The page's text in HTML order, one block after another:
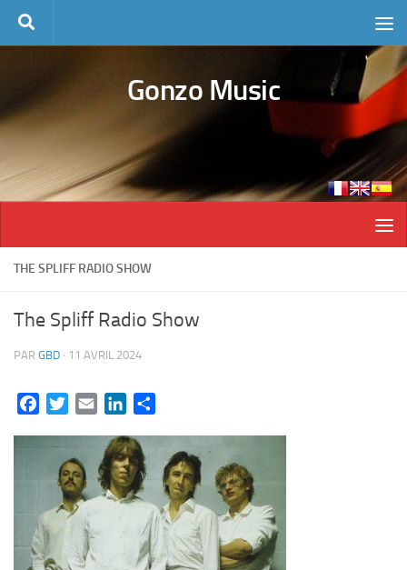
Skip to content
Gonzo Music
THE SPLIFF RADIO SHOW
The Spliff Radio Show
PAR GBD · 11 AVRIL 2024
FacebookTwitterEmail LinkedIn